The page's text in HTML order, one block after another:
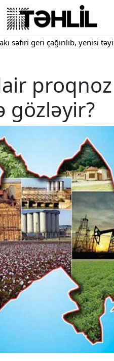
geri çağırılıb, yenisi təyin
gözləyir?